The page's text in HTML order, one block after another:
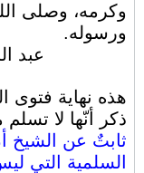
وكرمه، وصلى
ورسوله.
عبد
هذه نهاية فتوى
ذكر أنّها لا
ثابتٌ عن الشيخ
السلمية التي